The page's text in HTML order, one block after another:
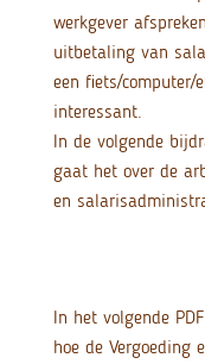
werkgever
uitbetaling van
een fiets/computer/
interessant.
In de volgende
gaat het over de
en
In het volgende
hoe de Vergoeding